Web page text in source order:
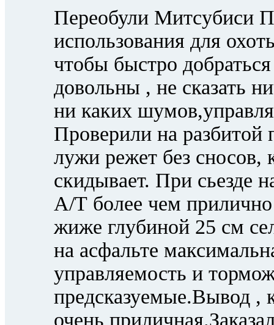
Переобули Митсубиси
использования для
чтобы быстро
довольны , не сказать
ни каких
Проверили на разбитой
лужи режет без сносов,
скидывает. При сьезде
А/Т более чем
жиже глубиной 25 см
на асфальте
управляемость и
предсказуемые.Вывод ,
очень